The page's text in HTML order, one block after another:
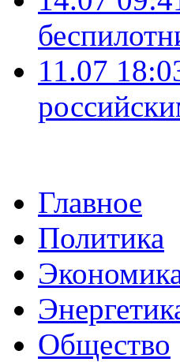
11.07
Главное
Политика
Общество